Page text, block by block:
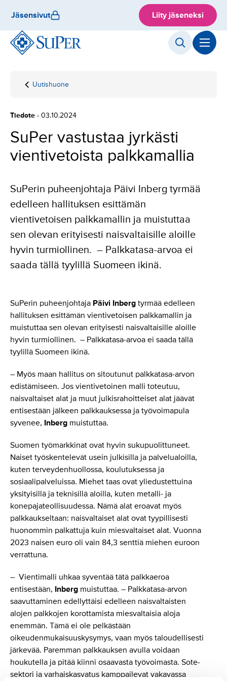
sisältöön
Jäsensivut Liity jäseneksi
Etusivu
Uutishuone
SuPer
vientivetoista
palkkamallia
Tiedote - 03.10.2024
SuPer vastustaa jyrkästi
vientivetoista palkkamallia
SuPerin puheenjohtaja Päivi Inberg tyrmää
edelleen hallituksen esittämän
vientivetoisen palkkamallin ja muistuttaa
sen olevan erityisesti naisvaltaisille aloille
hyvin turmiollinen. – Palkkatasa-arvoa ei
saada tällä tyylillä Suomeen ikinä.
SuPerin puheenjohtaja Päivi Inberg tyrmää edelleen
hallituksen esittämän vientivetoisen palkkamallin ja
muistuttaa sen olevan erityisesti naisvaltaisille aloille
hyvin turmiollinen. – Palkkatasa-arvoa ei saada tällä
tyylillä Suomeen ikinä.
– Myös maan hallitus on sitoutunut palkkatasa-arvon
edistämiseen. Jos vientivetoinen malli toteutuu,
naisvaltaiset alat ja muut julkisrahoitteiset alat jäävät
entisestään jälkeen palkkauksessa ja työvoimapula
syvenee, Inberg muistuttaa.
Suomen työmarkkinat ovat hyvin sukupuolittuneet.
Naiset työskentelevät usein julkisilla ja palvelualoilla,
kuten terveydenhuollossa, koulutuksessa ja
sosiaalipalveluissa. Miehet taas ovat yliedustettuina
yksityisillä ja teknisillä aloilla, kuten metalli- ja
konepajateollisuudessa. Nämä alat eroavat myös
palkkaukseltaan: naisvaltaiset alat ovat tyypillisesti
huonommin palkattuja kuin miesvaltaiset alat. Vuonna
2023 naisen euro oli vain 84,3 senttiä miehen euroon
verrattuna.
– Vientimalli uhkaa syventää tätä palkkaeroa
entisestään, Inberg muistuttaa. – Palkkatasa-arvon
saavuttaminen edellyttäisi edelleen naisvaltaisten
alojen palkkojen korottamista miesvaltaisia aloja
enemmän. Tämä ei ole pelkästään
oikeudenmukaisuuskysymys, vaan myös taloudellisesti
järkevää. Paremman palkkauksen avulla voidaan
houkutella ja pitää kiinni osaavasta työvoimasta. Sote-
sektori ja varhaiskasvatus kamppailevat vakavassa